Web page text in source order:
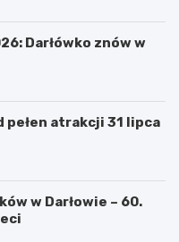
Darłówko znów w
pełen atrakcji 31 lipca
w Darłowie – 60.